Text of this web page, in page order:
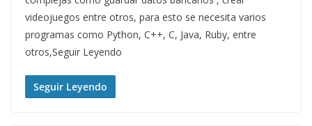
videojuegos entre otros, para esto se necesita varios
programas como Python, C++, C, Java, Ruby, entre
otros,Seguir Leyendo
Seguir Leyendo